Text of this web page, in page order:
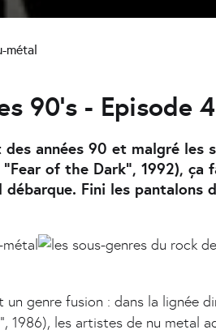
métal
90's - Episode
années 90 et malgré les
of the Dark", 1992), ça
Fini les
genre fusion : dans la lignée
les artistes de nu metal